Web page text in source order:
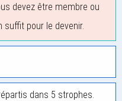
devez être membre ou
pour le devenir.
dans 5 strophes.